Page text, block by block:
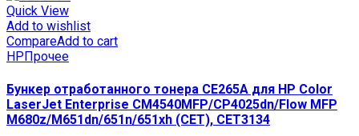
Quick View
Add to wishlist
CompareAdd to cart
HP Прочее
Бункер отработанного тонера CE265A для HP Color
LaserJet Enterprise CM4540MFP/CP4025dn/Flow MFP
M680z/M651dn/651n/651xh (CET), CET3134